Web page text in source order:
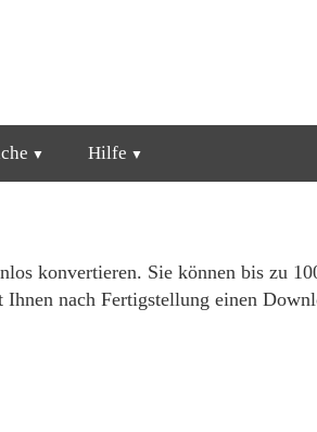
Hilfe
konvertieren. Sie können bis zu
nach Fertigstellung einen